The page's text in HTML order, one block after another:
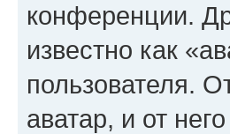
конференции.
известно как
пользователя.
аватар, и от